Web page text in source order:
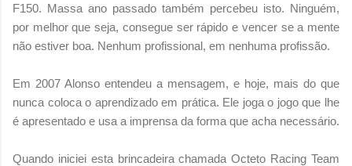
F150. Massa ano passado também percebeu isto. Ninguém,
por melhor que seja, consegue ser rápido e vencer se a mente
não estiver boa. Nenhum profissional, em nenhuma profissão.
Em 2007 Alonso entendeu a mensagem, e hoje, mais do que
nunca coloca o aprendizado em prática. Ele joga o jogo que lhe
é apresentado e usa a imprensa da forma que acha necessário.
Quando iniciei esta brincadeira chamada Octeto Racing Team